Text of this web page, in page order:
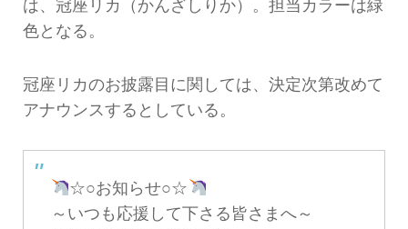
は、冠座リカ（かんざしりか）。担当カラーは緑
色となる。
冠座リカのお披露目に関しては、決定次第改めて
アナウンスするとしている。
☆○お知らせ○☆
～いつも応援して下さる皆さまへ～